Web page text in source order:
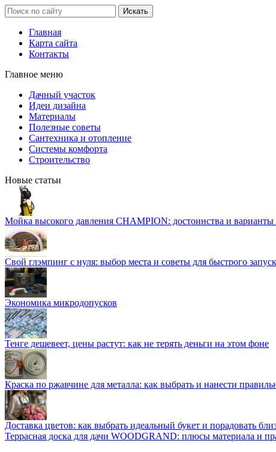
Главная
Карта сайта
Контакты
Главное меню
Дачный участок
Идеи дизайна
Материалы
Полезные советы
Сантехника и отопление
Системы комфорта
Строительство
Новые статьи
Мойка высокого давления CHAMPION: достоинства и
Свой глэмпинг с нуля: выбор места и советы для быстрого
Экономика микродопусков
Тенге дешевеет, цены растут: как не терять деньги на этом фоне
Краска по ржавчине для металла: как выбрать и нанести
Доставка цветов: как выбрать идеальный букет и порадовать
Террасная доска для дачи WOODGRAND: плюсы материала и